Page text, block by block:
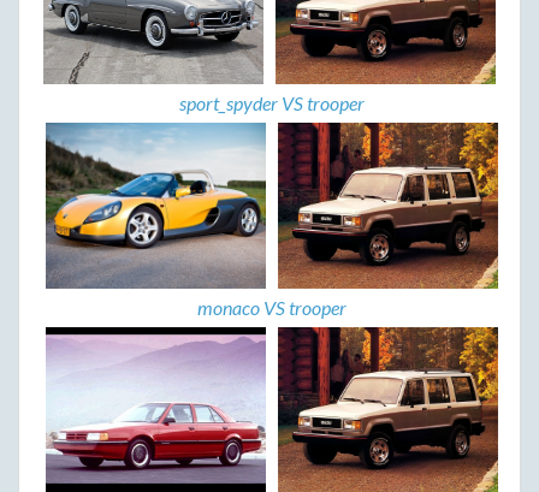
sport_spyder VS trooper
monaco VS trooper